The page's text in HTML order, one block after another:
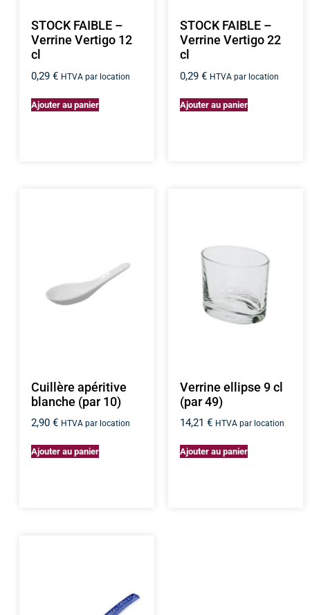
STOCK FAIBLE –
Verrine Vertigo 12
cl
0,29€ HTVA par location
Ajouter au panier
STOCK FAIBLE –
Verrine Vertigo 22
cl
0,29€ HTVA par location
Ajouter au panier
Cuillère apéritive
blanche (par 10)
2,90€ HTVA par location
Ajouter au panier
Verrine ellipse 9 cl
(par 49)
14,21€ HTVA par location
Ajouter au panier